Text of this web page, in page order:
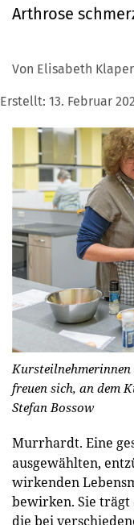
Arthrose
Von Elisabeth Klaper
Erstellt: 13. Februar
freuen sich, an dem
Stefan Bossow
Murrhardt. Eine
ausgewählten,
wirkenden
bewirken. Sie trägt
die bei